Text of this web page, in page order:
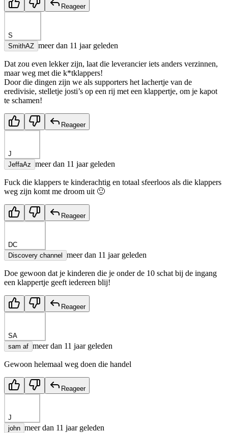
Reageer
S
SmithAZ meer dan 11 jaar geleden
Dat zou even lekker zijn, laat die leverancier iets anders verzinnen,
maar weg met die k*tklappers!
Door die dingen zijn we als supporters het lachertje van de
eredivisie, stelletje josti’s op een rij met een klappertje, om je kapot
te schamen!
Reageer
J
JeffaAz meer dan 11 jaar geleden
Fuck die klappers te kinderachtig en totaal sfeerloos als die klappers
weg zijn komt me droom uit 🙂
Reageer
DC
Discovery channel
meer dan 11 jaar geleden
Doe gewoon dat je kinderen die je onder de 10 schat bij de ingang
een klappertje geeft iedereen blij!
Reageer
SA
sam af meer dan 11 jaar geleden
Gewoon helemaal weg doen die handel
Reageer
J
john meer dan 11 jaar geleden